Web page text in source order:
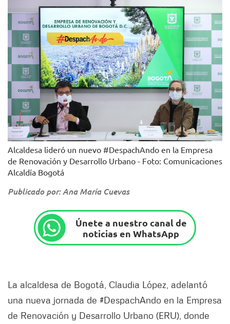
Alcaldesa lideró un nuevo #DespachAndo en la Empresa
de Renovación y Desarrollo Urbano - Foto: Comunicaciones
Alcaldía Bogotá
Publicado por: Ana María Cuevas
Únete a nuestro canal de
noticias en WhatsApp
La alcaldesa de Bogotá, Claudia López, adelantó
una nueva jornada de #DespachAndo en la Empresa
de Renovación y Desarrollo Urbano (ERU), donde